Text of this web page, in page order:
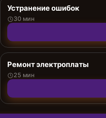
Устранение ошибок
30 мин
Ремонт электроплаты
25 мин